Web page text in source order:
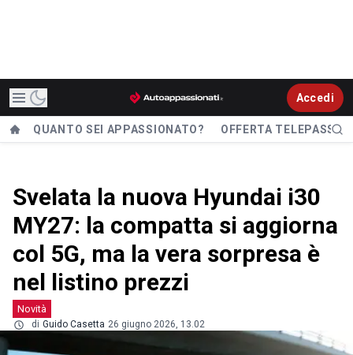
Accedi
QUANTO SEI APPASSIONATO? OFFERTA TELEPASS
Svelata la nuova Hyundai i30
MY27: la compatta si aggiorna
col 5G, ma la vera sorpresa è
nel listino prezzi
Novità
di Guido Casetta 26 giugno 2026, 13.02